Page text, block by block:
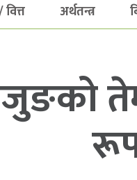
अर्थतन्त्र